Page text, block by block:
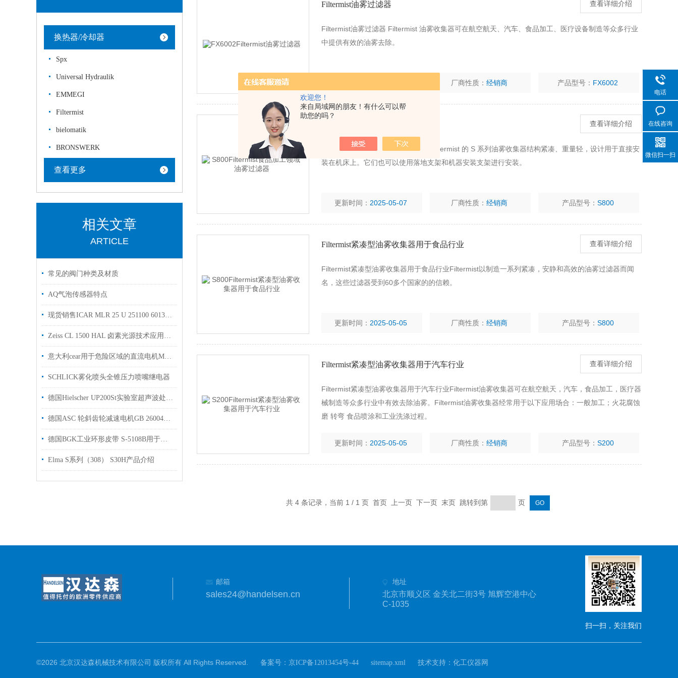
欢迎您！
来自局域网的朋友！有什么可以帮
助您的吗？
换热器/冷却器
Spx
Universal Hydraulik
EMMEGI
Filtermist
bielomatik
BRONSWERK
查看更多
相关文章
ARTICLE
常见的阀门种类及材质
AQ气泡传感器特点
现货销售ICAR MLR 25 U 251100 60138/I-MK
Zeiss CL 1500 HAL 卤素光源技术应用详解
意大利cear用于危险区域的直流电机MGL 160 S支持技术指导
SCHLICK雾化喷头全锥压力喷嘴继电器
德国Hielscher UP200St实验室超声波处理器26kHz自动频率调节
德国ASC 轮斜齿轮减速电机GB 26004原厂供货可提供报关单
德国BGK工业环形皮带 S-5108B用于汽车行业硅胶涂层涤棉面料
Elma S系列（308） S30H产品介绍
Filtermist油雾过滤器 查看详细介绍
Filtermist油雾过滤器 Filtermist 油雾收集器可在航空航天、汽车、食品加工、医疗设备制造等众多行业
中提供有效的油雾去除。
厂商性质：经销商 产品型号： FX6002
查看详细介绍
Filtermist食品加工领域油雾过滤器 Filtermist 的 S 系列油雾收集器结构紧凑、重量轻，设计用于直接安
装在机床上。它们也可以使用落地支架和机器安装支架进行安装。
更新时间： 2025-05-07 厂商性质：经销商 产品型号： S800
Filtermist紧凑型油雾收集器用于食品行业 查看详细介绍
Filtermist紧凑型油雾收集器用于食品行业Filtermist以制造一系列紧凑，安静和高效的油雾过滤器而闻
名，这些过滤器受到60多个国家的的信赖。
更新时间： 2025-05-05 厂商性质：经销商 产品型号： S800
Filtermist紧凑型油雾收集器用于汽车行业 查看详细介绍
Filtermist紧凑型油雾收集器用于汽车行业Filtermist油雾收集器可在航空航天，汽车，食品加工，医疗器
械制造等众多行业中有效去除油雾。Filtermist油雾收集器经常用于以下应用场合：一般加工；火花腐蚀
磨 转弯 食品喷涂和工业洗涤过程。
更新时间： 2025-05-05 厂商性质：经销商 产品型号： S200
共 4 条记录，当前 1 / 1 页 首页 上一页 下一页 末页 跳转到第 页
邮箱
sales24@handelsen.cn
地址
北京市顺义区 金关北二街3号 旭辉空港中心
C-1035
扫一扫，关注我们
©2026 北京汉达森机械技术有限公司 版权所有 All Rights Reserved. 备案号： 京ICP备12013454号-44 sitemap.xml 技术支持： 化工仪器网
电话
在线咨询
微信扫一扫